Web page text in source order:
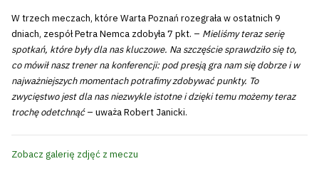
W trzech meczach, które Warta Poznań rozegrała w ostatnich 9
dniach, zespół Petra Nemca zdobyła 7 pkt. – Mieliśmy teraz serię
spotkań, które były dla nas kluczowe. Na szczęście sprawdziło się to,
co mówił nasz trener na konferencji: pod presją gra nam się dobrze i w
najważniejszych momentach potrafimy zdobywać punkty. To
zwycięstwo jest dla nas niezwykle istotne i dzięki temu możemy teraz
trochę odetchnąć– uważa Robert Janicki.
Zobacz galerię zdjęć z meczu